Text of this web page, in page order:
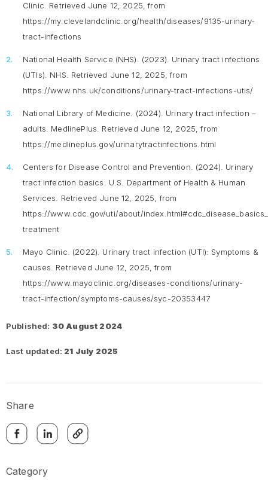
Clinic. Retrieved June 12, 2025, from
https://my.clevelandclinic.org/health/diseases/9135-urinary-
tract-infections
National Health Service (NHS). (2023). Urinary tract infections
(UTIs). NHS. Retrieved June 12, 2025, from
https://www.nhs.uk/conditions/urinary-tract-infections-utis/
National Library of Medicine. (2024). Urinary tract infection –
adults. MedlinePlus. Retrieved June 12, 2025, from
https://medlineplus.gov/urinarytractinfections.html
Centers for Disease Control and Prevention. (2024). Urinary
tract infection basics. U.S. Department of Health & Human
Services. Retrieved June 12, 2025, from
https://www.cdc.gov/uti/about/
treatment
Mayo Clinic. (2022). Urinary tract infection (UTI): Symptoms &
causes. Retrieved June 12, 2025, from
https://www.mayoclinic.org/diseases-conditions/urinary-
tract-infection/symptoms-causes/syc-20353447
Published: 30 August 2024
Last updated: 21 July 2025
Share
Category